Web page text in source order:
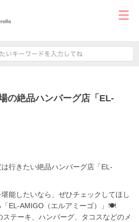
の絶品ハンバーグ店「EL‐
行きたい絶品ハンバーグ店「EL‐
能したいなら、ぜひチェックしてほし
EL‐AMIGO（エルアミーゴ）」🍽️
ステーキ、ハンバーグ、タコスなどのメ